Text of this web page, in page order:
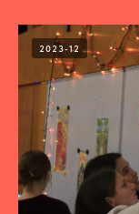
2023-12